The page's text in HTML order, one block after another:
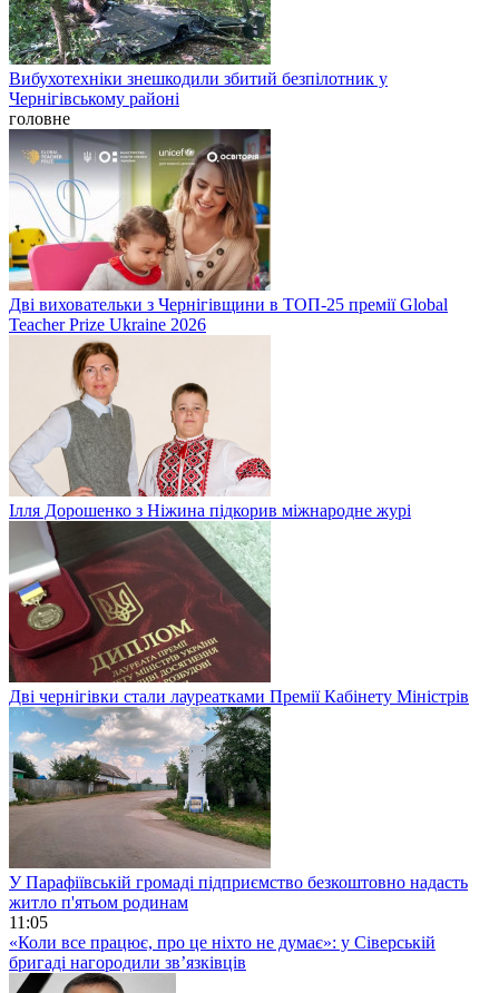
Вибухотехніки знешкодили збитий безпілотник у
Чернігівському районі
головне
Дві виховательки з Чернігівщини в ТОП-25 премії Global
Teacher Prize Ukraine 2026
Ілля Дорошенко з Ніжина підкорив міжнародне журі
Дві чернігівки стали лауреатками Премії Кабінету Міністрів
У Парафіївській громаді підприємство безкоштовно надасть
житло п'ятьом родинам
11:05
«Коли все працює, про це ніхто не думає»: у Сіверській
бригаді нагородили зв’язківців